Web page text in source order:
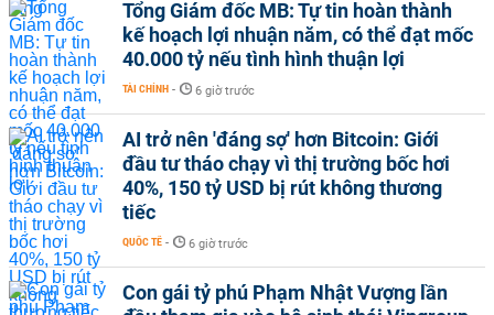
Tổng Giám đốc MB: Tự tin hoàn thành
kế hoạch lợi nhuận năm, có thể đạt mốc
40.000 tỷ nếu tình hình thuận lợi
TÀI CHÍNH - 6 giờ trước
AI trở nên 'đáng sợ' hơn Bitcoin: Giới
đầu tư tháo chạy vì thị trường bốc hơi
40%, 150 tỷ USD bị rút không thương
tiếc
QUỐC TẾ - 6 giờ trước
Con gái tỷ phú Phạm Nhật Vượng lần